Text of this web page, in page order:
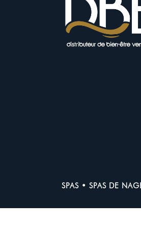
SPAS• SPAS DE